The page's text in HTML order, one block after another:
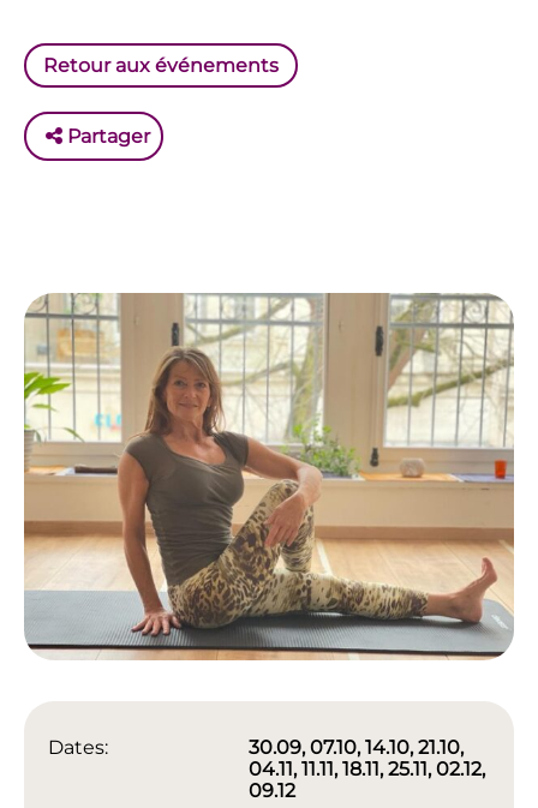
Retour aux événements
Partager
Dates:
30.09, 07.10, 14.10, 21.10,
04.11, 11.11, 18.11, 25.11, 02.12,
09.12